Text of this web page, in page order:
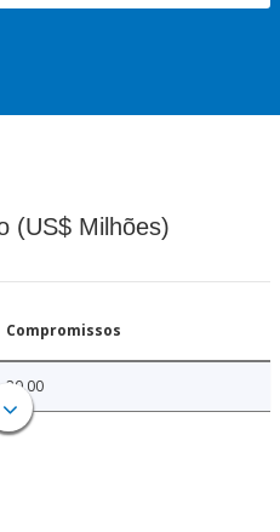
(US$ Milhões)
Compromissos
20.00